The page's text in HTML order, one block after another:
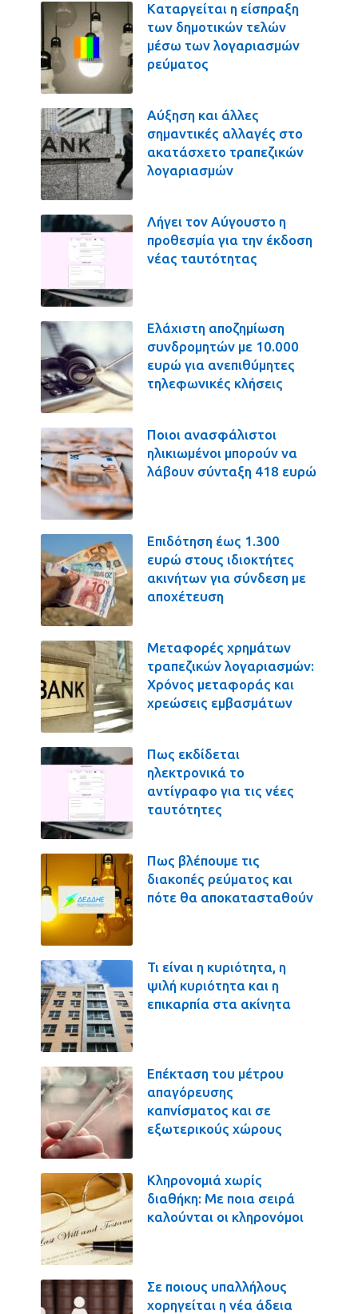
Καταργείται η είσπραξη
των δημοτικών τελών
μέσω των λογαριασμών
ρεύματος
Αύξηση και άλλες
σημαντικές αλλαγές στο
ακατάσχετο τραπεζικών
λογαριασμών
Λήγει τον Αύγουστο η
προθεσμία για την έκδοση
νέας ταυτότητας
Ελάχιστη αποζημίωση
συνδρομητών με 10.000
ευρώ για ανεπιθύμητες
τηλεφωνικές κλήσεις
Ποιοι ανασφάλιστοι
ηλικιωμένοι μπορούν να
λάβουν σύνταξη 418 ευρώ
Επιδότηση έως 1.300
ευρώ στους ιδιοκτήτες
ακινήτων για σύνδεση με
αποχέτευση
Μεταφορές χρημάτων
τραπεζικών λογαριασμών:
Χρόνος μεταφοράς και
χρεώσεις εμβασμάτων
Πως εκδίδεται
ηλεκτρονικά το
αντίγραφο για τις νέες
ταυτότητες
Πως βλέπουμε τις
διακοπές ρεύματος και
πότε θα αποκατασταθούν
Τι είναι η κυριότητα, η
ψιλή κυριότητα και η
επικαρπία στα ακίνητα
Επέκταση του μέτρου
απαγόρευσης
καπνίσματος και σε
εξωτερικούς χώρους
Κληρονομιά χωρίς
διαθήκη: Με ποια σειρά
καλούνται οι κληρονόμοι
Σε ποιους υπαλλήλους
χορηγείται η νέα άδεια